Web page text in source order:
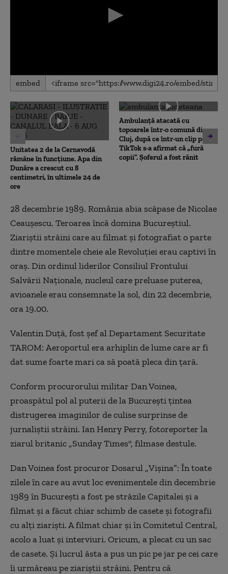
0
seconds
0
seconds
embed
Unitatea 2 de la Cernavodă
rămâne în funcțiune. Apa din
Dunăre a crescut cu 8
centimetri, în ultimele 24 de
ore
Ambulanţă atacată cu
topoarele într-o comună din
Cluj, după ce într-un clip pe
TikTok s-a afirmat că „fură
copii”. Șoferul a fost rănit
28 decembrie 1989. România abia scăpase de Nicolae
Ceaușescu. Teroarea încă domina Bucureștiul.
Ziariștii străini care au filmat și fotografiat o parte
dintre momentele cheie ale Revoluției erau captivi în
oraș. Din ordinul liderilor Consiliul Frontului
Salvării Naționale, nucleul care preluase puterea,
avioanele erau consemnate la sol, din 22 decembrie,
ora 19.00.
Valentin Duță, fost șef al Departament Securitate
TAROM: Aeroportul era arhiplin de lume care ar fi
dat sume foarte mari ca să poată pleca din țară.
Conform procurorului militar Dan Voinea,
proaspătul pol al puterii de la București țintea
distrugerea imaginilor de culise surprinse de
jurnaliștii străini. Ian Henry Perry, fotoreporter la
ziarul britanic „Sunday Times", filmase destule.
Dan Voinea fost procuror Dosarul „Vișina”: În toate
zilele în care au avut loc evenimentele din decembrie
1989 în București a fost pe străzile Capitalei și a
filmat și a făcut chiar schimb de casete și fotografii
cu alți ziariști. A filmat chiar și în Comitetul Central,
acolo a luat și interviuri. Oricum, a plecat cu un sac
de casete. Și lucrul ăsta a pus un pic pe jar pe cei care
îi urmăreau pe ziariștii străini. Pentru că